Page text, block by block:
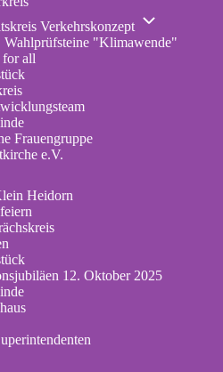
Der
Männerkreis
Verkehrskonzept
Unternavigation
Arbeitskreis
Wahlprüfsteine "Klimawende"
for all
Frauengruppe
e.V.
tab)
Heidorn
12. Oktober 2025
new